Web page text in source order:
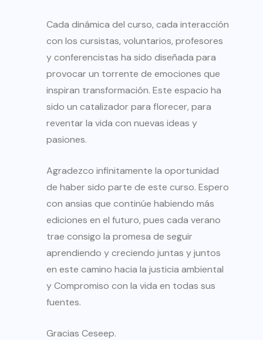
Cada dinámica del curso, cada interacción
con los cursistas, voluntarios, profesores
y conferencistas ha sido diseñada para
provocar un torrente de emociones que
inspiran transformación. Este espacio ha
sido un catalizador para florecer, para
reventar la vida con nuevas ideas y
pasiones.
Agradezco infinitamente la oportunidad
de haber sido parte de este curso. Espero
con ansias que continúe habiendo más
ediciones en el futuro, pues cada verano
trae consigo la promesa de seguir
aprendiendo y creciendo juntas y juntos
en este camino hacia la justicia ambiental
y Compromiso con la vida en todas sus
fuentes.
Gracias Ceseep.